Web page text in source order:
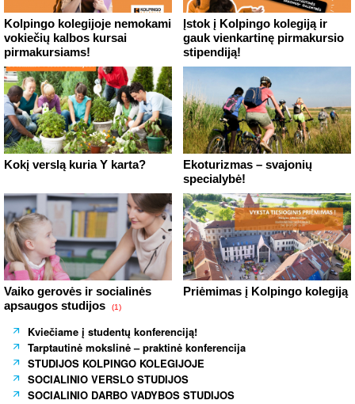
Kolpingo kolegijoje nemokami
vokiečių kalbos kursai
pirmakursiams!
Įstok į Kolpingo kolegiją ir
gauk vienkartinę pirmakursio
stipendiją!
Kokį verslą kuria Y karta?
Ekoturizmas – svajonių
specialybė!
Vaiko gerovės ir socialinės
apsaugos studijos
(1)
Priėmimas į Kolpingo kolegiją
Kviečiame į studentų konferenciją!
Tarptautinė mokslinė – praktinė konferencija
STUDIJOS KOLPINGO KOLEGIJOJE
SOCIALINIO VERSLO STUDIJOS
SOCIALINIO DARBO VADYBOS STUDIJOS